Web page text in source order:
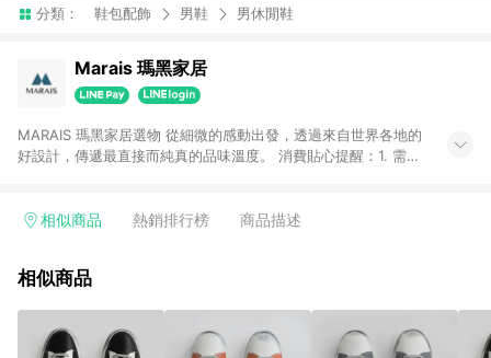
分類： 鞋包配飾 男鞋 男休閒鞋
Marais 瑪黑家居
MARAIS 瑪黑家居選物 從細微的感動出發，透過來自世界各地的
好設計，傳遞最直接而純真的品味溫度。 消費貼心提醒：1. 需透
APP下單，將不符合贈點資格。 3. 點數將於出貨後60天前後發
相似商品 熱銷排行榜 商品描述
相似商品